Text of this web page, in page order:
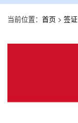
当前位置： 首页 > 签证